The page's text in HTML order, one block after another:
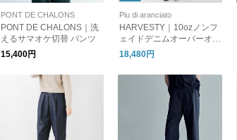
PONT DE CHALONS
PONT DE CHALONS｜洗
えるサマオケ切替 パンツ
15,400円
Piu di aranciato
HARVESTY｜10ozノンフ
ェイドデニムオーバーオー
ル a12007-hm ハーベステ
18,480円